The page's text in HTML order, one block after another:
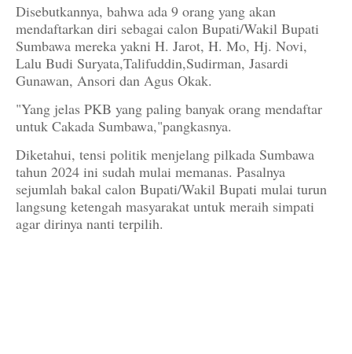
Disebutkannya, bahwa ada 9 orang yang akan
mendaftarkan diri sebagai calon Bupati/Wakil Bupati
Sumbawa mereka yakni H. Jarot, H. Mo, Hj. Novi,
Lalu Budi Suryata,Talifuddin,Sudirman, Jasardi
Gunawan, Ansori dan Agus Okak.
"Yang jelas PKB yang paling banyak orang mendaftar
untuk Cakada Sumbawa,"pangkasnya.
Diketahui, tensi politik menjelang pilkada Sumbawa
tahun 2024 ini sudah mulai memanas. Pasalnya
sejumlah bakal calon Bupati/Wakil Bupati mulai turun
langsung ketengah masyarakat untuk meraih simpati
agar dirinya nanti terpilih.